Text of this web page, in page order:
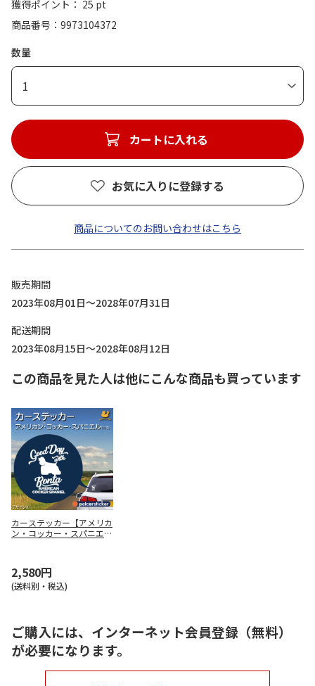
獲得ポイント： 25 pt
商品番号
9973104372
数量
1
カートに入れる
お気に入りに登録する
商品についてのお問い合わせはこちら
販売期間
2023年08月01日～2028年07月31日
配送期間
2023年08月15日～2028年08月12日
この商品を見た人は他にこんな商品も買っています
カーステッカー【アメリカ
ン・コッカー・スパニエル
2,580円
(送料別・税込)
ご購入には、インターネット会員登録（無料）
が必要になります。